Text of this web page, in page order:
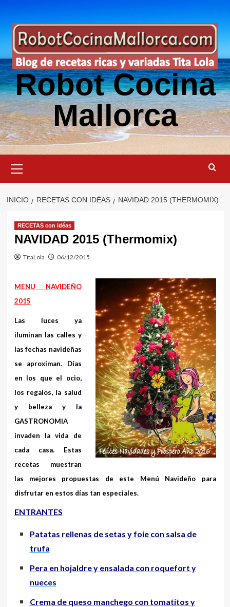
contenido
Robot Cocina
Mallorca
primario
INICIO RECETAS CON IDÉAS NAVIDAD 2015 (THERMOMIX)
RECETAS con idéas
NAVIDAD 2015 (Thermomix)
TitaLola 06/12/2015
MENU NAVIDEÑO
2015
Las luces ya
iluminan las calles y
las fechas navideñas
se aproximan. Días
en los que el ocio,
los regalos, la salud
y belleza y la
GASTRONOMIA
invaden la vida de
cada casa. Estas
recetas muestran
las mejores propuestas de este Menú Navideño para
disfrutar en estos días tan especiales.
ENTRANTES
Patatas rellenas de setas y foie con salsa de
trufa
Pera en hojaldre y ensalada con roquefort y
nueces
Crema de queso manchego con tomatitos y